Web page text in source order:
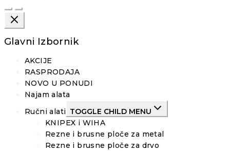
Glavni Izbornik
AKCIJE
RASPRODAJA
NOVO U PONUDI
Najam alata
Ručni alati TOGGLE CHILD MENU
KNIPEX i WIHA
Rezne i brusne ploče za metal
Rezne i brusne ploče za drvo